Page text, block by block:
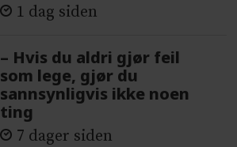
1 dag siden
– Hvis du aldri gjør feil
som lege, gjør du
sannsynligvis ikke noen
ting
7 dager siden